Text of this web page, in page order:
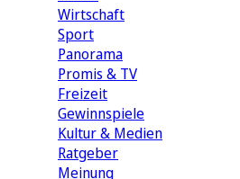
Wirtschaft
Sport
Panorama
Promis & TV
Freizeit
Gewinnspiele
Kultur & Medien
Ratgeber
Meinung